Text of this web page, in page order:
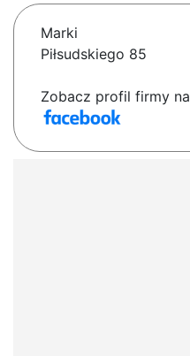
Marki
Piłsudskiego 85
Zobacz profil firmy na